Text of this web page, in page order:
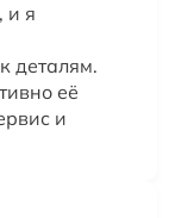
и я
деталям.
её
и